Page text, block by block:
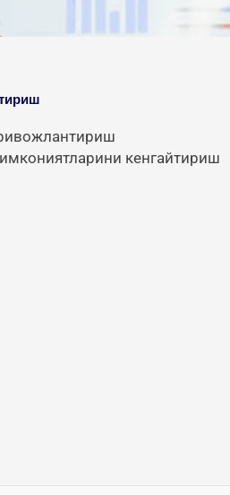
кенгайтириш